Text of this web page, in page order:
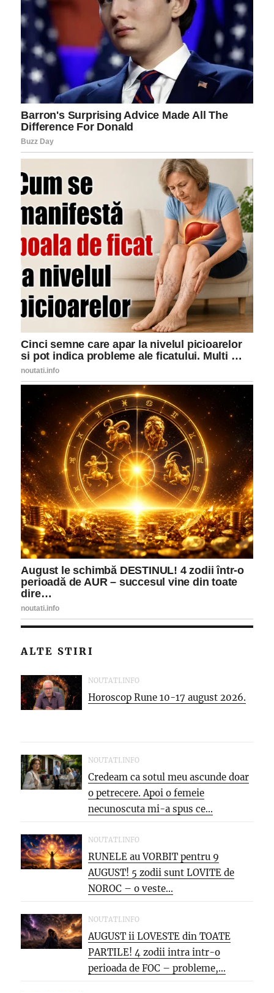
ALTE STIRI
NOUTATI.INFO
Horoscop Rune 10-17 august 2026.
NOUTATI.INFO
Credeam ca sotul meu ascunde doar
o petrecere. Apoi o femeie
necunoscuta mi-a spus ce...
NOUTATI.INFO
RUNELE au VORBIT pentru 9
AUGUST! 5 zodii sunt LOVITE de
NOROC – o veste...
NOUTATI.INFO
AUGUST ii LOVESTE din TOATE
PARTILE! 4 zodii intra intr-o
perioada de FOC – probleme,...